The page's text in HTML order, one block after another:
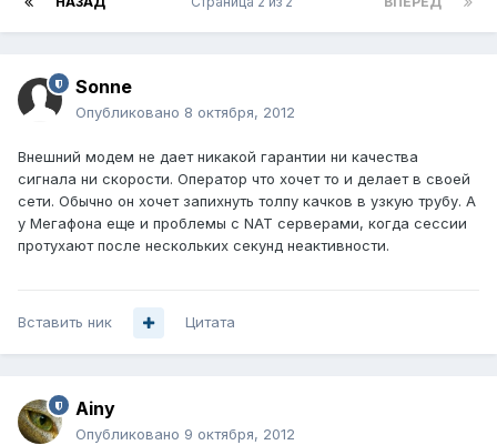
Sonne
Опубликовано 8 октября, 2012
Внешний модем не дает никакой гарантии ни качества
сигнала ни скорости. Оператор что хочет то и делает в своей
сети. Обычно он хочет запихнуть толпу качков в узкую трубу. А
у Мегафона еще и проблемы с NAT серверами, когда сессии
протухают после нескольких секунд неактивности.
Вставить ник Цитата
Ainy
Опубликовано 9 октября, 2012